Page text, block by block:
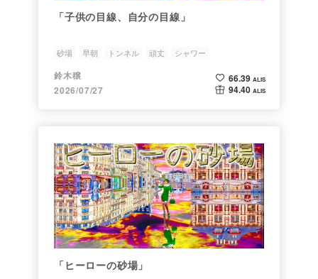
「子供の目線、自分の目線」
砂場 早朝 トンネル 頑丈 シャワー
鈴木穣
2026/07/27
66.39 ALIS
94.40 ALIS
「ヒーローの砂場」